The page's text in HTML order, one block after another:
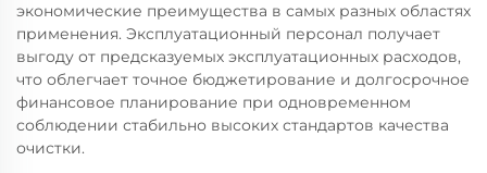
экономические преимущества в самых разных областях
применения. Эксплуатационный персонал получает
выгоду от предсказуемых эксплуатационных расходов,
что облегчает точное бюджетирование и долгосрочное
финансовое планирование при одновременном
соблюдении стабильно высоких стандартов качества
очистки.